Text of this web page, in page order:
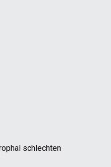
schlechten